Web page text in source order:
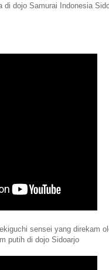
di dojo Samurai Indonesia
sensei yang direkam
putih di dojo Sidoarjo